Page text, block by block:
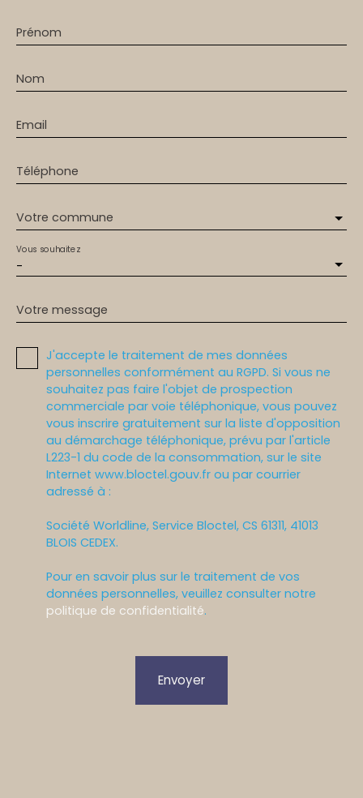
Prénom
Nom
Email
Téléphone
Votre commune
-
Vous souhaitez
Votre message
J'accepte le traitement de mes données
personnelles conformément au RGPD. Si vous ne
souhaitez pas faire l'objet de prospection
commerciale par voie téléphonique, vous pouvez
vous inscrire gratuitement sur la liste d'opposition
au démarchage téléphonique, prévu par l'article
L223-1 du code de la consommation, sur le site
Internet www.bloctel.gouv.fr ou par courrier
adressé à :
Société Worldline, Service Bloctel, CS 61311, 41013
BLOIS CEDEX.
Pour en savoir plus sur le traitement de vos
données personnelles, veuillez consulter notre
politique de confidentialité.
Envoyer